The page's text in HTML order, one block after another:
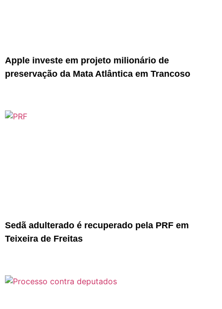
Apple investe em projeto milionário de
preservação da Mata Atlântica em Trancoso
Sedã adulterado é recuperado pela PRF em
Teixeira de Freitas